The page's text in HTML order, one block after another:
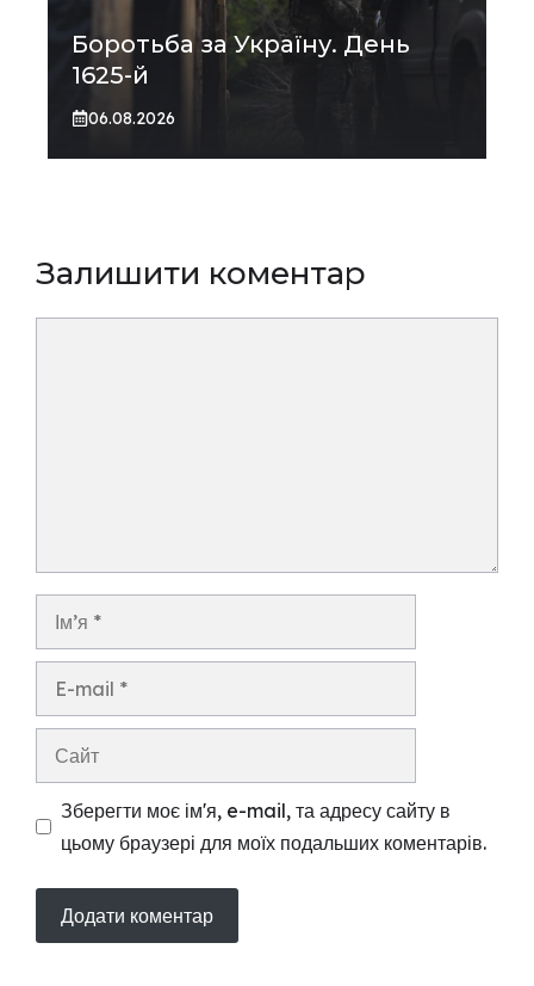
Боротьба за Україну. День
1625-й
06.08.2026
Залишити коментар
Зберегти моє ім'я, e-mail, та адресу сайту в
цьому браузері для моїх подальших коментарів.